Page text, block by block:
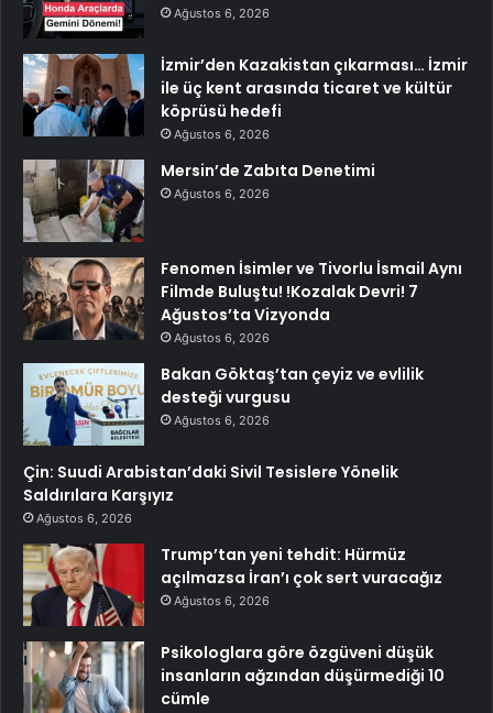
Ağustos 6, 2026
İzmir’den Kazakistan çıkarması… İzmir
ile üç kent arasında ticaret ve kültür
köprüsü hedefi
Ağustos 6, 2026
Mersin’de Zabıta Denetimi
Ağustos 6, 2026
Fenomen İsimler ve Tivorlu İsmail Aynı
Filmde Buluştu! !Kozalak Devri! 7
Ağustos’ta Vizyonda
Ağustos 6, 2026
Bakan Göktaş’tan çeyiz ve evlilik
desteği vurgusu
Ağustos 6, 2026
Çin: Suudi Arabistan’daki Sivil Tesislere Yönelik
Saldırılara Karşıyız
Ağustos 6, 2026
Trump’tan yeni tehdit: Hürmüz
açılmazsa İran’ı çok sert vuracağız
Ağustos 6, 2026
Psikologlara göre özgüveni düşük
insanların ağzından düşürmediği 10
cümle